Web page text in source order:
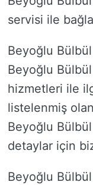
servisi ile
Beyoğlu
Beyoğlu
hizmetleri ile
listelenmiş
Beyoğlu
detaylar için
Beyoğlu